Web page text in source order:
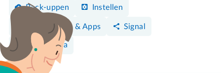
Back-uppen Instellen
Programma's & Apps Signal
Sociale media